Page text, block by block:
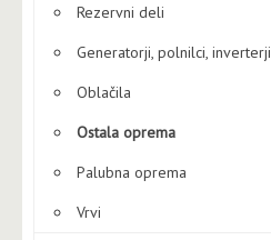
Rezervni deli
Generatorji, polnilci, inverterji
Oblačila
Ostala oprema
Palubna oprema
Vrvi